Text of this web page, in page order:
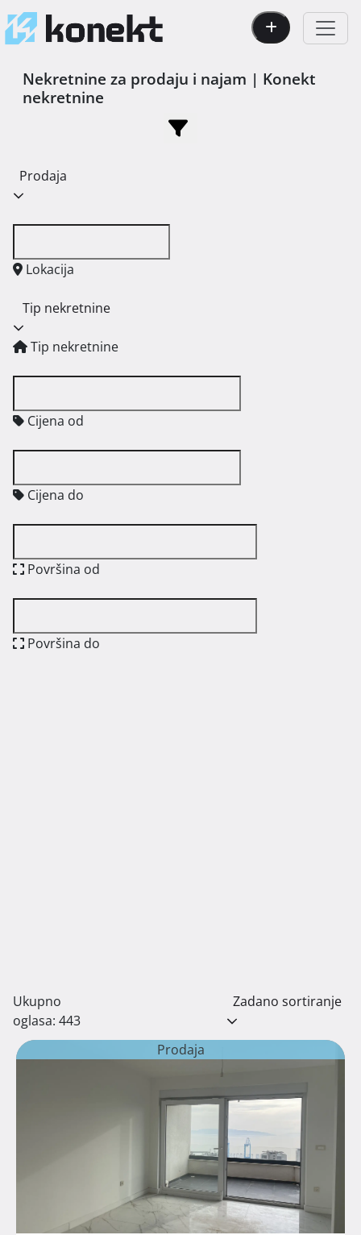
Nekretnine za prodaju i najam | Konekt
nekretnine
Prodaja
Lokacija
Tip nekretnine
Tip nekretnine
Cijena od
Cijena do
Površina od
Površina do
Ukupno
oglasa: 443
Zadano sortiranje
Prodaja